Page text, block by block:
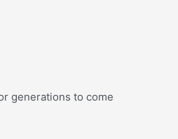
generations to come